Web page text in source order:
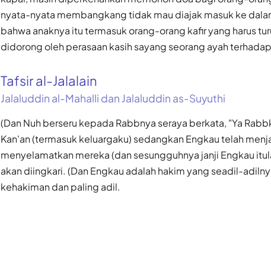
nyata-nyata membangkang tidak mau diajak masuk ke
bahwa anaknya itu termasuk orang-orang kafir yang harus
didorong oleh perasaan kasih sayang seorang ayah
Tafsir al-Jalalain
Jalaluddin al-Mahalli dan Jalaluddin as-Suyuthi
(Dan Nuh berseru kepada Rabbnya seraya berkata, "Ya
Kan'an (termasuk keluargaku) sedangkan Engkau telah
menyelamatkan mereka (dan sesungguhnya janji Engkau
akan diingkari. (Dan Engkau adalah hakim yang seadil-
kehakiman dan paling adil.